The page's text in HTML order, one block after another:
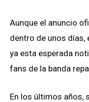
Aunque el anuncio
dentro de unos
ya esta esperada
fans de la banda
En los últimos años,